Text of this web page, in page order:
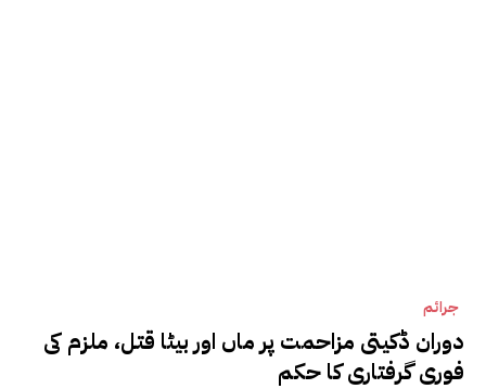
جرائم
دوران ڈکیتی مزاحمت پر ماں اور بیٹا قتل، ملزم کی
فوری گرفتاری کا حکم